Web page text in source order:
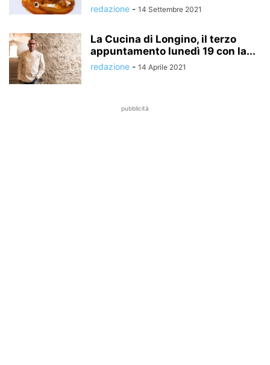
redazione - 14 Settembre 2021
La Cucina di Longino, il terzo
appuntamento lunedì 19 con la...
redazione - 14 Aprile 2021
pubblicità